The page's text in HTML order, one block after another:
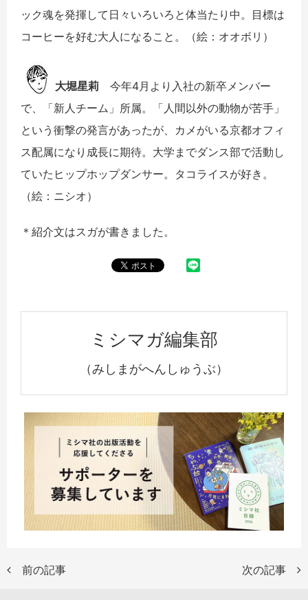
ック魂を発揮して日々いろいろと体当たり中。目標は
コーヒーを好む大人になること。（絵：オオボリ）
大堀星莉 今年4月より入社の新卒メンバー
で、「新人チーム」所属。「人間以外の動物が苦手」
という衝撃の発言があったが、カメがいる京都オフィ
ス配属になり成長に期待。大学までダンス部で活動し
ていたヒップホップダンサー。タコライスが好き。
（絵：ニシオ）
＊紹介文はスガが書きました。
ミシマガ編集部
（みしまがへんしゅうぶ）
前の記事 次の記事